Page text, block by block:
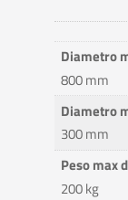
Diametro
800 mm
Diametro
300 mm
Peso max
200 kg